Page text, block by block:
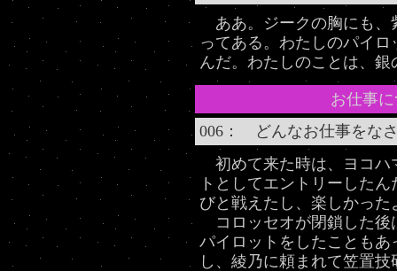
ああ。ジークの胸にも、
ってある。わたしのパイ
んだ。わたしのことは、
お仕事
006： どんなお仕事をな
初めて来た時は、ヨコハ
トとしてエントリーした
びと戦えたし、楽しかった
コロッセオが閉鎖した後
パイロットをしたことも
し、綾乃に頼まれて笠置